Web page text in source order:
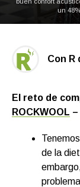
un
Con R
El reto de
ROCKWOOL –
de la